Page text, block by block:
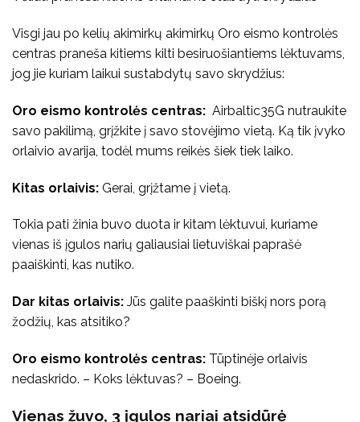
Visgi jau po kelių akimirkų akimirkų Oro eismo kontrolės
centras praneša kitiems kilti besiruošiantiems lėktuvams,
jog jie kuriam laikui sustabdytų savo skrydžius:
Oro eismo kontrolės centras: Airbaltic35G nutraukite
savo pakilimą, grįžkite į savo stovėjimo vietą. Ką tik įvyko
orlaivio avarija, todėl mums reikės šiek tiek laiko.
Kitas orlaivis: Gerai, grįžtame į vietą.
Tokia pati žinia buvo duota ir kitam lėktuvui, kuriame
vienas iš įgulos narių galiausiai lietuviškai paprašė
paaiškinti, kas nutiko.
Dar kitas orlaivis: Jūs galite paaškinti biškį nors porą
žodžių, kas atsitiko?
Oro eismo kontrolės centras: Tūptinėje orlaivis
nedaskrido. – Koks lėktuvas? – Boeing.
Vienas žuvo, 3 įgulos nariai atsidūrė